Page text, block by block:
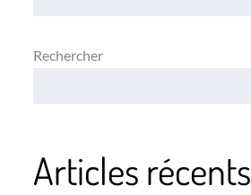
Rechercher
Articles récents